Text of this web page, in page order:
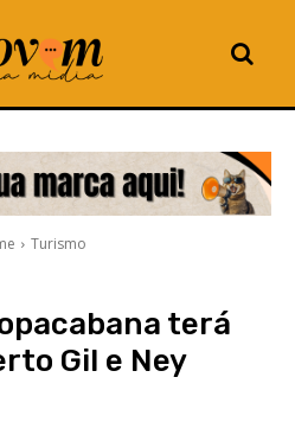
Turismo
terá
Gil e Ney